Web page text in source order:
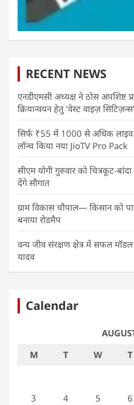
RECENT NEWS
एनडीएमसी अध्यक्ष ने ठोस अपशिष्ट
क्रियान्वयन हेतु ‘वेस्ट वाइज़
सिर्फ ₹55 में 1000 से अधिक लाइव
लॉन्च किया नया JioTV Pro Pack
सीएम योगी गुरुवार को चित्रकूट-
देंगे सौगात
ग्राम विकास चौपाल— किसान को
बनाया रोडमैप
वन्य जीव संरक्षण क्षेत्र में सफल
यादव
Calendar
M
T W T
3
4 5 6